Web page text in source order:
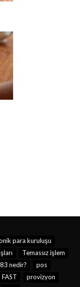
para kuruluşu
Temassız işlem
nedir?
pos
FAST
provizyon